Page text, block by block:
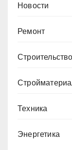
Новости
Ремонт
Строительство
Техника
Энергетика